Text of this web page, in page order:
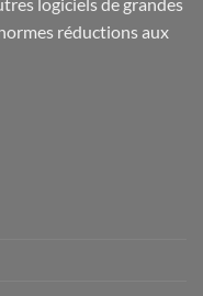
réductions aux